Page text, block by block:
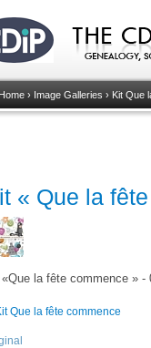
Home› Image Galleries › Kit Que
« Que la
«Que la fête commence »
Que la fête commence